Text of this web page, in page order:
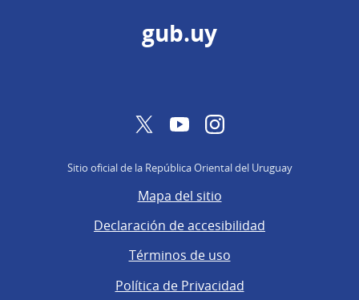
gub.uy
TwitterYouTubeInstagram
Sitio oficial de la República Oriental del Uruguay
Mapa del sitio
Declaración de accesibilidad
Términos de uso
Política de Privacidad